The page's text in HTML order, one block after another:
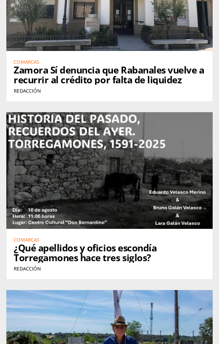
COMARCAS
Zamora Sí denuncia que Rabanales vuelve a
recurrir al crédito por falta de liquidez
REDACCIÓN
COMARCAS
¿Qué apellidos y oficios escondía
Torregamones hace tres siglos?
REDACCIÓN